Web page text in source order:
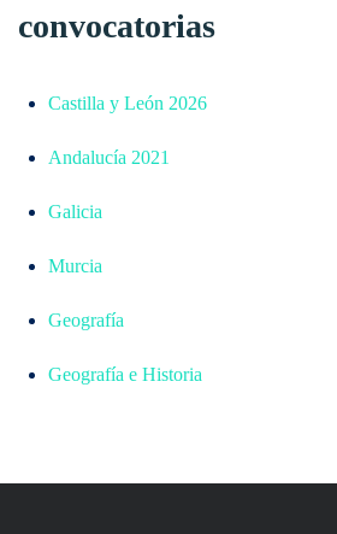
convocatorias
Castilla y León 2026
Andalucía 2021
Galicia
Murcia
Geografía
Geografía e Historia